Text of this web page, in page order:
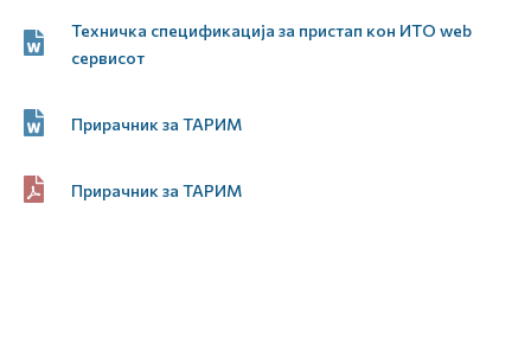
Техничка спецификација за пристап кон ИТО web
сервисот
Прирачник за ТАРИМ
Прирачник за ТАРИМ